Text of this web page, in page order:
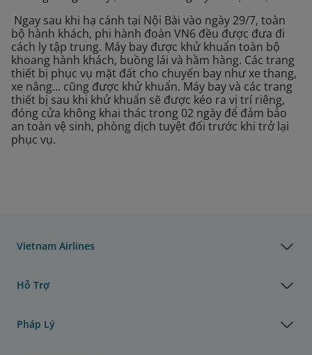
Ngay sau khi hạ cánh tại Nội Bài vào ngày 29/7, toàn
bộ hành khách, phi hành đoàn VN6 đều được đưa đi
cách ly tập trung. Máy bay được khử khuẩn toàn bộ
khoang hành khách, buồng lái và hầm hàng. Các trang
thiết bị phục vụ mặt đất cho chuyến bay như xe thang,
xe nâng... cũng được khử khuẩn. Máy bay và các trang
thiết bị sau khi khử khuẩn sẽ được kéo ra vị trí riêng,
đóng cửa không khai thác trong 02 ngày để đảm bảo
an toàn vệ sinh, phòng dịch tuyệt đối trước khi trở lại
phục vụ.
Vietnam Airlines
Hỗ Trợ
Pháp Lý